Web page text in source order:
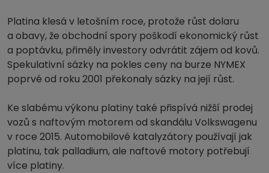
Platina klesá v letošním roce, protože růst dolaru
a obavy, že obchodní spory poškodí ekonomický růst
a poptávku, přiměly investory odvrátit zájem od kovů.
Spekulativní sázky na pokles ceny na burze NYMEX
poprvé od roku 2001 překonaly sázky na její růst.
Ke slabému výkonu platiny také přispívá nižší prodej
vozů s naftovým motorem od skandálu Volkswagenu
v roce 2015. Automobilové katalyzátory používají jak
platinu, tak palladium, ale naftové motory potřebují
více platiny.